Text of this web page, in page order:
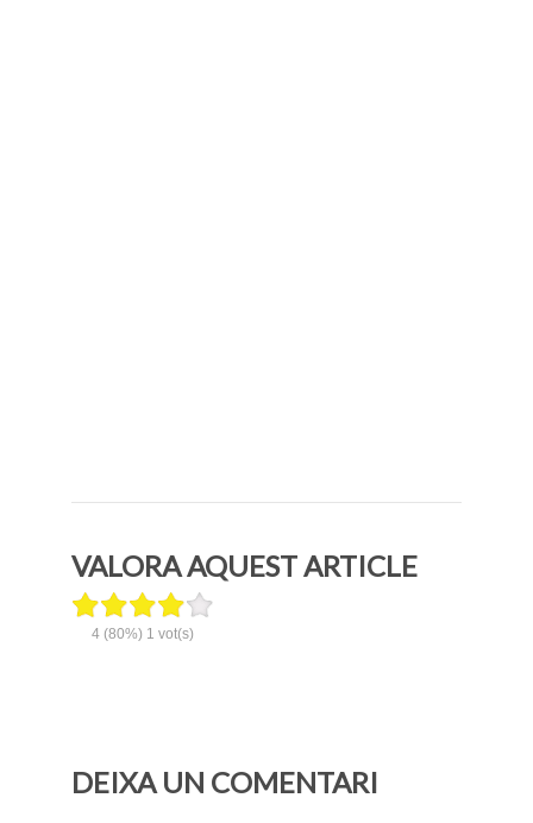
VALORA AQUEST ARTICLE
4 (80%) 1 vot(s)
DEIXA UN COMENTARI